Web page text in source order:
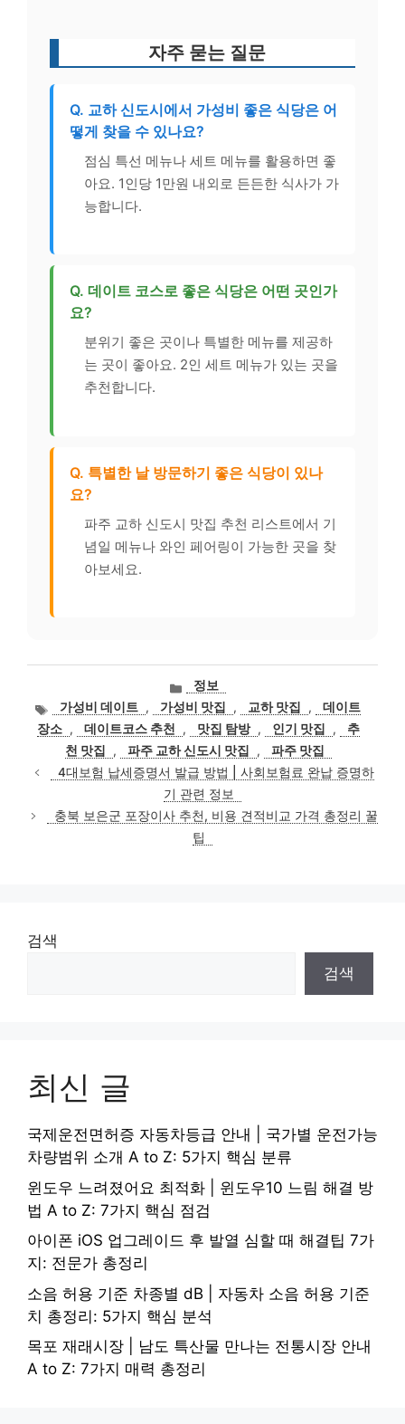
자주 묻는 질문
Q. 교하 신도시에서 가성비 좋은 식당은 어
떻게 찾을 수 있나요?
점심 특선 메뉴나 세트 메뉴를 활용하면 좋
아요. 1인당 1만원 내외로 든든한 식사가 가
능합니다.
Q. 데이트 코스로 좋은 식당은 어떤 곳인가
요?
분위기 좋은 곳이나 특별한 메뉴를 제공하
는 곳이 좋아요. 2인 세트 메뉴가 있는 곳을
추천합니다.
Q. 특별한 날 방문하기 좋은 식당이 있나
요?
파주 교하 신도시 맛집 추천 리스트에서 기
념일 메뉴나 와인 페어링이 가능한 곳을 찾
아보세요.
카
테
고
리
정보
태
그
가성비 데이트 , 가성비 맛집 , 교하 맛집 ,
데이트
장소 , 데이트코스 추천 , 맛집 탐방 , 인기 맛집 ,
추
천 맛집
, 파주 교하 신도시 맛집 ,
파주 맛집
4대보험 납세증명서 발급 방법 | 사회보험료 완납 증명하
기 관련 정보
충북 보은군 포장이사 추천, 비용 견적비교 가격 총정리 꿀
팁
검색
검색
최신 글
국제운전면허증 자동차등급 안내 | 국가별 운전가능
차량범위 소개 A to Z: 5가지 핵심 분류
윈도우 느려졌어요 최적화 | 윈도우10 느림 해결 방
법 A to Z: 7가지 핵심 점검
아이폰 iOS 업그레이드 후 발열 심할 때 해결팁 7가
지: 전문가 총정리
소음 허용 기준 차종별 dB | 자동차 소음 허용 기준
치 총정리: 5가지 핵심 분석
목포 재래시장 | 남도 특산물 만나는 전통시장 안내
A to Z: 7가지 매력 총정리